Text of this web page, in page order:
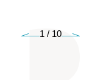
1 / 10